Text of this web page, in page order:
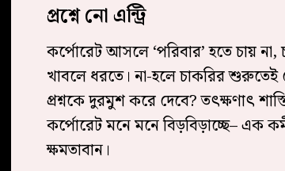
প্রশ্নে নো এন্ট্রি
কর্পোরেট আসলে ‘পরিবার’ হতে চায়
খাবলে ধরতে। না-হলে চাকরির
প্রশ্নকে দুরমুশ করে দেবে? তৎক্ষণাৎ
কর্পোরেট মনে মনে বিড়বিড়াচ্ছে– এক
ক্ষমতাবান।